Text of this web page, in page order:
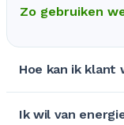
Zo gebruiken
Hoe kan ik klant
Ik wil van